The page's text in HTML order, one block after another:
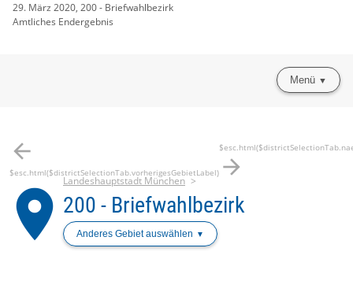
29. März 2020, 200 - Briefwahlbezirk
Amtliches Endergebnis
Menü
arrow_back
$esc.html($districtSelectionTab.vorherigesGebietLabel) arrow_forward
place
Landeshauptstadt München
200 - Briefwahlbezirk
Anderes Gebiet auswählen